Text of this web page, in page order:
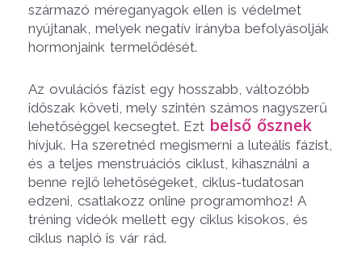
származó méreganyagok ellen is védelmet
nyújtanak, melyek negatív irányba befolyásolják
hormonjaink termelődését.
Az ovulációs fázist egy hosszabb, változóbb
időszak követi, mely szintén számos nagyszerű
lehetőséggel kecsegtet. Ezt belső ősznek
hívjuk. Ha szeretnéd megismerni a luteális fázist,
és a teljes menstruációs ciklust, kihasználni a
benne rejlő lehetőségeket, ciklus-tudatosan
edzeni, csatlakozz online programomhoz! A
tréning videók mellett egy ciklus kisokos, és
ciklus napló is vár rád.